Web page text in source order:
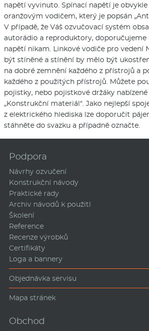
napětí vyvinuto. Spínací napětí je obvykle
oranžovým vodičem, který je popsán
V případě, že Váš ozvučovací systém
autorádio a reproduktory, doporučujeme
napětí nikam. Linkové vodiče pro vedení
být stíněné a stínění by mělo být
na dobré zemnění každého z přístrojů a
každého z použitých přístrojů. Můžete
pojistky, nebo pojistkové držáky
„Konstrukční materiál". Jako nejlepší
z elektrického hlediska lze doporučit
stáhněte do svazku a případně označte.
Podpora
Návrhy ozvučení
Konstrukční návody
Praktické rady
Archiv návodů k použití
Školení
Reference
Recenze výrobků
Certifikáty
Loga a bannery
Objednávka servisu
Mapa stránek
Obchod